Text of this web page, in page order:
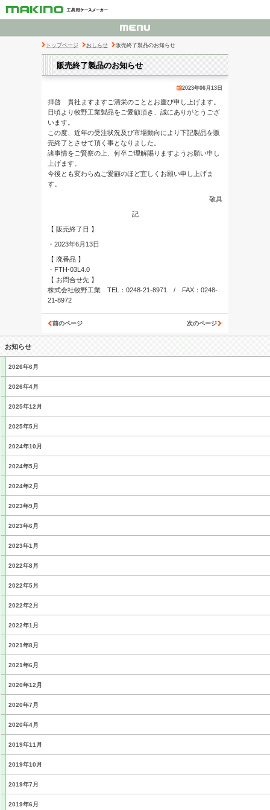
トップページ おしらせ 販売終了製品のお知らせ
販売終了製品のお知らせ
2023年06月13日
拝啓 貴社ますますご清栄のこととお慶び申し上げます。
日頃より牧野工業製品をご愛顧頂き、誠にありがとうござ
います。
この度、近年の受注状況及び市場動向により下記製品を販
売終了とさせて頂く事となりました。
諸事情をご賢察の上、何卒ご理解賜りますようお願い申し
上げます。
今後とも変わらぬご愛顧のほど宜しくお願い申し上げま
す。
敬具
記
【 販売終了日 】
・2023年6月13日
【 廃番品 】
・FTH-03L4.0
【 お問合せ先 】
株式会社牧野工業 TEL：0248-21-8971 / FAX：0248-
21-8972
前のページ 次のページ
お知らせ
2026年6月
2026年4月
2025年12月
2025年5月
2024年10月
2024年5月
2024年2月
2023年9月
2023年6月
2023年1月
2022年8月
2022年5月
2022年2月
2022年1月
2021年8月
2021年6月
2020年12月
2020年7月
2020年4月
2019年11月
2019年10月
2019年7月
2019年6月